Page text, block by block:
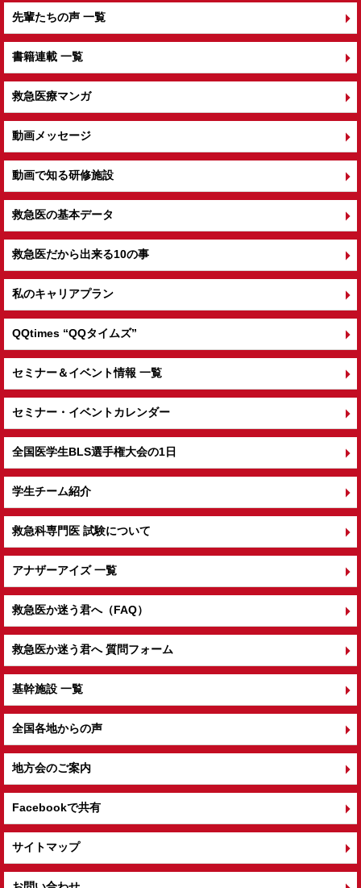
先輩たちの声 一覧
書籍連載 一覧
救急医療マンガ
動画メッセージ
動画で知る研修施設
救急医の基本データ
救急医だから出来る10の事
私のキャリアプラン
QQtimes “QQタイムズ”
セミナー＆イベント情報 一覧
セミナー・イベントカレンダー
全国医学生BLS選手権大会の1日
学生チーム紹介
救急科専門医 試験について
アナザーアイズ 一覧
救急医か迷う君へ（FAQ）
救急医か迷う君へ 質問フォーム
基幹施設 一覧
全国各地からの声
地方会のご案内
Facebookで共有
サイトマップ